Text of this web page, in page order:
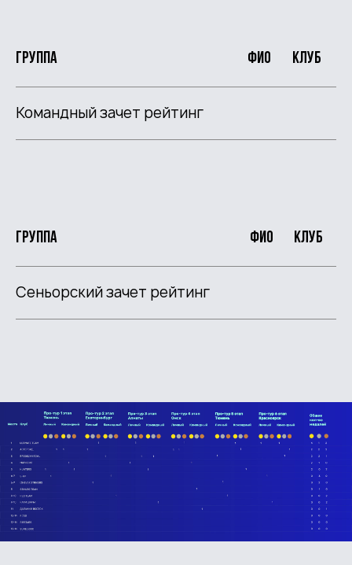
Группа ФИО Клуб
Командный зачет рейтинг
Группа ФИО Клуб
Сеньорский зачет рейтинг